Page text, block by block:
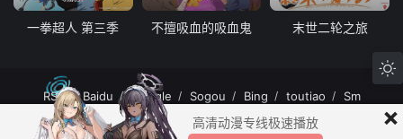
一拳超人 第三季 不擅吸血的吸血鬼 末世二轮之旅
RSS Baidu Google Sogou Bing toutiao Sm
MuteFun动漫网站-无声乐趣-(゜-゜)つロ 干杯~MuteFun动漫网站所有内容均来
自互联网分享站点所提供的公开引用资源，未提供资源上传、存储服务。
×
高清动漫专线极速播放